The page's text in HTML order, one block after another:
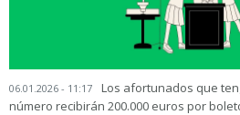
06.01.2026 - 11:17
Los afortunados que
número recibirán 200.000 euros por